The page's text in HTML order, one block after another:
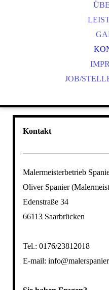
JOB/
Kontakt
Malermeisterbetrieb
Oliver Spanier
Edenstraße 34
66113 Saarbrücken
Tel.: 0176/23812018
E-mail: